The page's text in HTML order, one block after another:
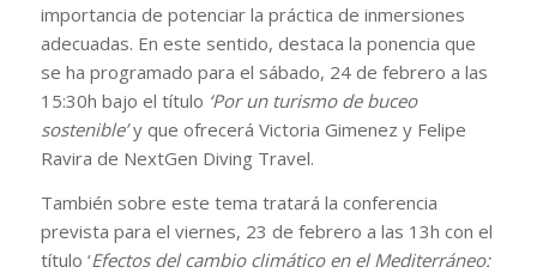
importancia de potenciar la práctica de inmersiones
adecuadas. En este sentido, destaca la ponencia que
se ha programado para el sábado, 24 de febrero a las
15:30h bajo el título ‘Por un turismo de buceo
sostenible’y que ofrecerá Victoria Gimenez y Felipe
Ravira de NextGen Diving Travel.
También sobre este tema tratará la conferencia
prevista para el viernes, 23 de febrero a las 13h con el
título ‘Efectos del cambio climático en el Mediterráneo: